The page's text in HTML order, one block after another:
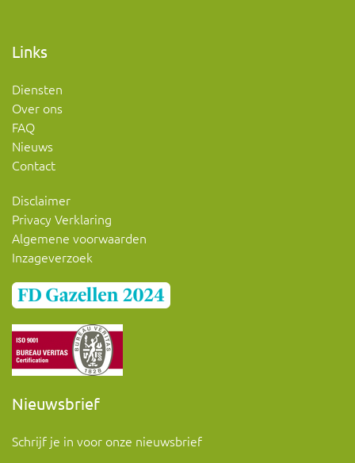
Links
Diensten
Over ons
FAQ
Nieuws
Contact
Disclaimer
Privacy Verklaring
Algemene voorwaarden
Inzageverzoek
Nieuwsbrief
Schrijf je in voor onze nieuwsbrief